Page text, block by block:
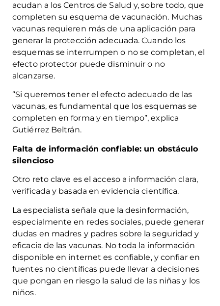
acudan a los Centros de Salud y, sobre todo, que
completen su esquema de vacunación. Muchas
vacunas requieren más de una aplicación para
generar la protección adecuada. Cuando los
esquemas se interrumpen o no se completan, el
efecto protector puede disminuir o no
alcanzarse.
“Si queremos tener el efecto adecuado de las
vacunas, es fundamental que los esquemas se
completen en forma y en tiempo”, explica
Gutiérrez Beltrán.
Falta de información confiable: un obstáculo
silencioso
Otro reto clave es el acceso a información clara,
verificada y basada en evidencia científica.
La especialista señala que la desinformación,
especialmente en redes sociales, puede generar
dudas en madres y padres sobre la seguridad y
eficacia de las vacunas. No toda la información
disponible en internet es confiable, y confiar en
fuentes no científicas puede llevar a decisiones
que pongan en riesgo la salud de las niñas y los
niños.